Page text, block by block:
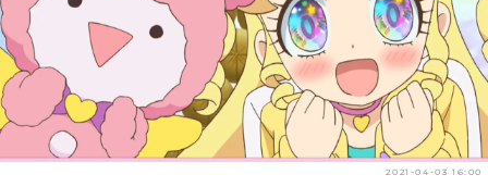
アニメ映画一覧 実写化映画一覧
今期アニメ曜日別一覧
春アニメ 夏アニメ
2021-04-03 16:00